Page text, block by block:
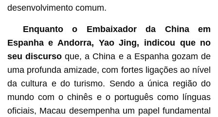
desenvolvimento comum.
Enquanto o Embaixador da China em
Espanha e Andorra, Yao Jing, indicou que no
seu discursoque, a China e a Espanha gozam de
uma profunda amizade, com fortes ligações ao nível
da cultura e do turismo. Sendo a única região do
mundo com o chinês e o português como línguas
oficiais, Macau desempenha um papel fundamental